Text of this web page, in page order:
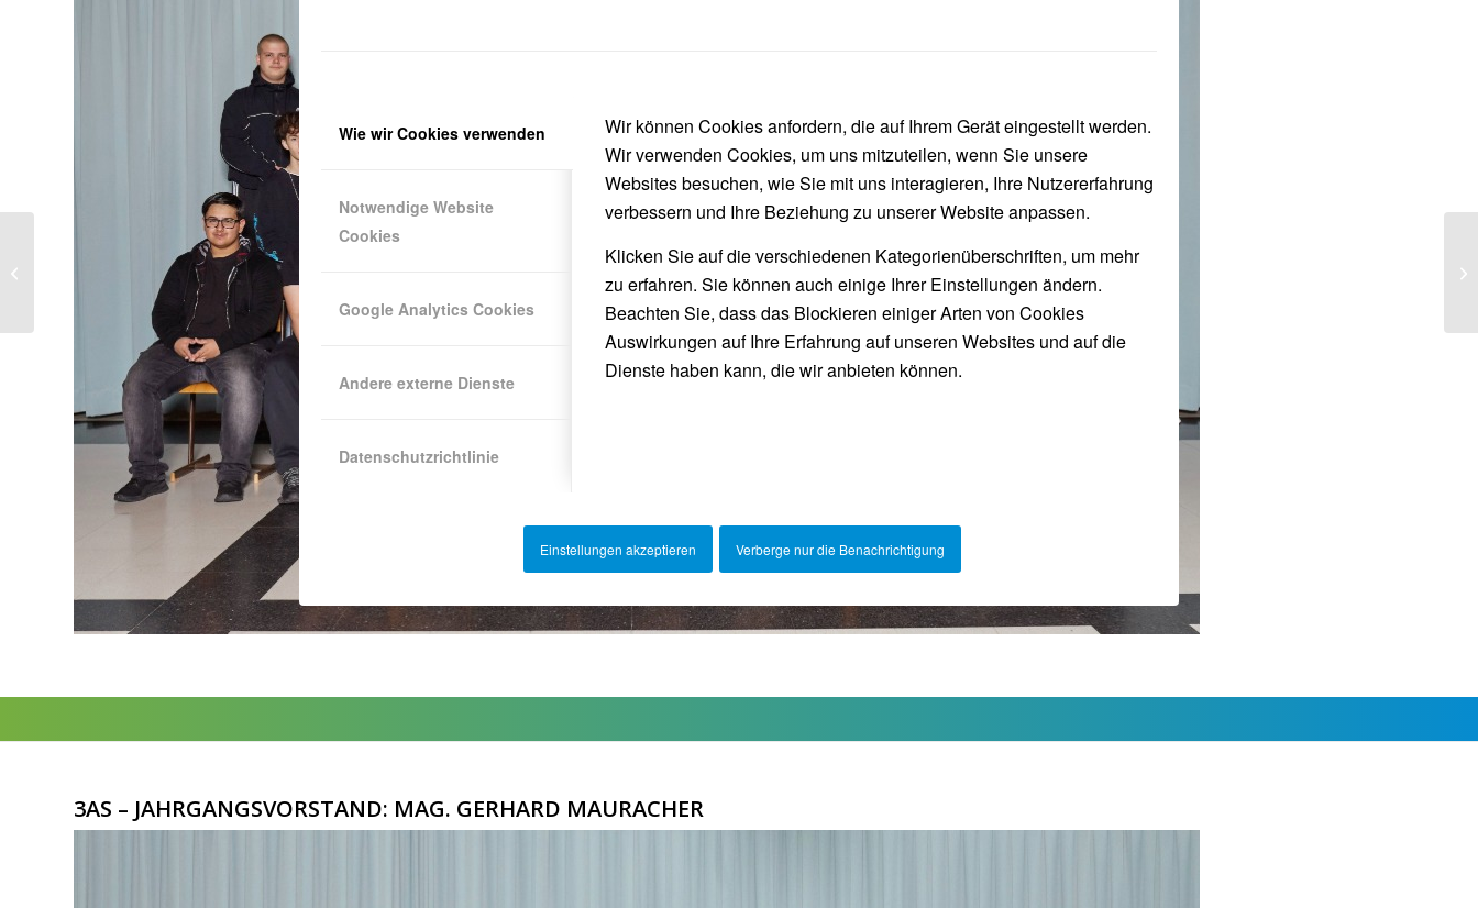
Wie wir Cookies verwenden
Notwendige Website
Cookies
Google Analytics Cookies
Andere externe Dienste
Datenschutzrichtlinie
Wir können Cookies anfordern, die auf Ihrem Gerät eingestellt werden.
Wir verwenden Cookies, um uns mitzuteilen, wenn Sie unsere
Websites besuchen, wie Sie mit uns interagieren, Ihre Nutzererfahrung
verbessern und Ihre Beziehung zu unserer Website anpassen.
Klicken Sie auf die verschiedenen Kategorienüberschriften, um mehr
zu erfahren. Sie können auch einige Ihrer Einstellungen ändern.
Beachten Sie, dass das Blockieren einiger Arten von Cookies
Auswirkungen auf Ihre Erfahrung auf unseren Websites und auf die
Dienste haben kann, die wir anbieten können.
Einstellungen akzeptieren Verberge nur die Benachrichtigung
3AS – JAHRGANGSVORSTAND: MAG. GERHARD MAURACHER
Sportwoche der 4CK in
1.